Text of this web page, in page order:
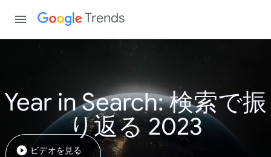
Trends
Year in Search: 検索で振
り返る 2023
ビデオを見る